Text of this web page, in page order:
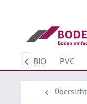
BIO PVC

Übersicht